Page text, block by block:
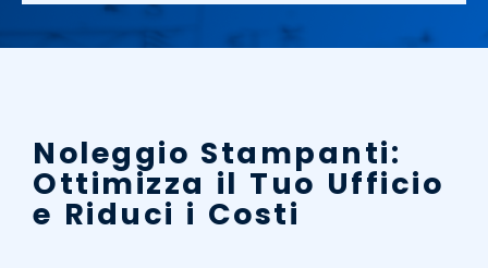
Noleggio Stampanti:
Ottimizza il Tuo Ufficio
e Riduci i Costi